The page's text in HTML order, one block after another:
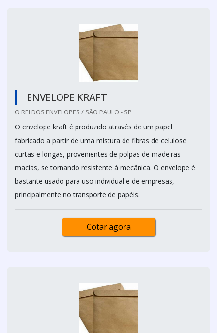
ENVELOPE KRAFT
O REI DOS ENVELOPES / SÃO PAULO - SP
O envelope kraft é produzido através de um papel
fabricado a partir de uma mistura de fibras de celulose
curtas e longas, provenientes de polpas de madeiras
macias, se tornando resistente à mecânica. O envelope é
bastante usado para uso individual e de empresas,
principalmente no transporte de papéis.
Cotar agora